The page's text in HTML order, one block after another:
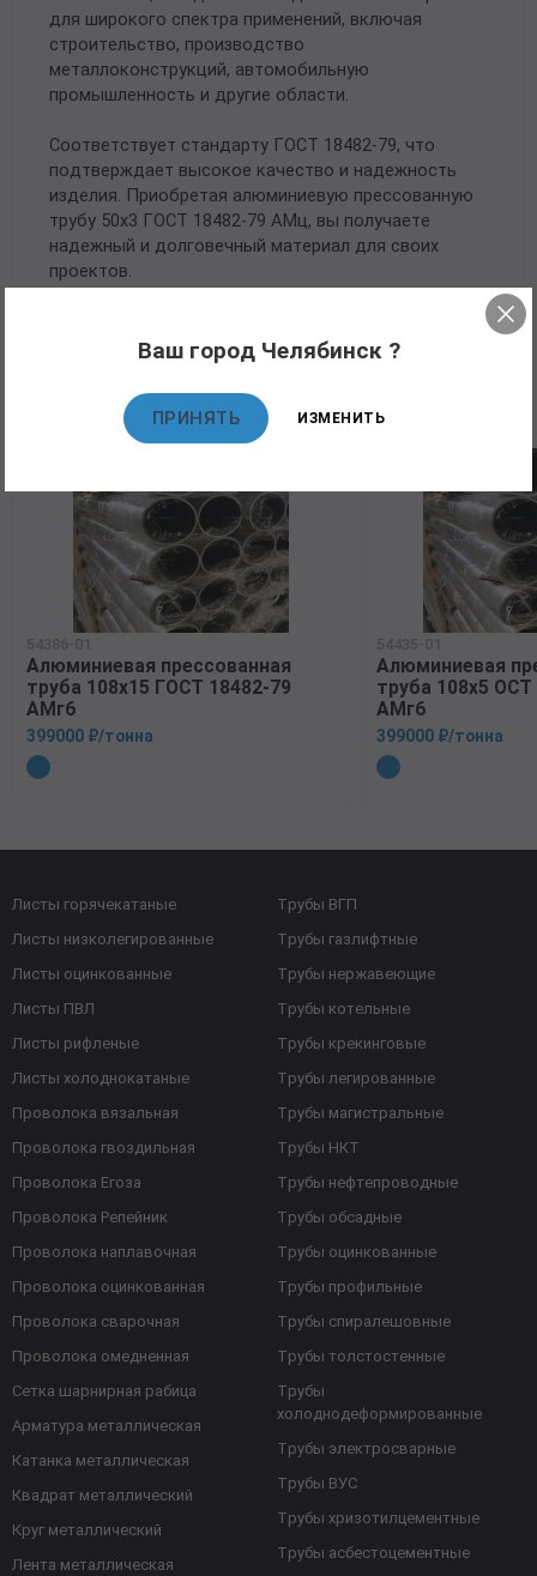
для широкого спектра применений, включая
строительство, производство
металлоконструкций, автомобильную
промышленность и другие области.
Соответствует стандарту ГОСТ 18482-79, что
подтверждает высокое качество и надежность
изделия. Приобретая алюминиевую прессованную
трубу 50х3 ГОСТ 18482-79 АМц, вы получаете
надежный и долговечный материал для своих
проектов.
Рекомендуемые товары
54386-01
Алюминиевая прессованная
труба 108х15 ГОСТ 18482-79
АМг6
399000 ₽/тонна
54435-01
Алюминиевая
труба 108х5 ОСТ
АМг6
399000 ₽/тонна
Листы горячекатаные
Листы низколегированные
Листы оцинкованные
Листы ПВЛ
Листы рифленые
Листы холоднокатаные
Проволока вязальная
Проволока гвоздильная
Проволока Егоза
Проволока Репейник
Проволока наплавочная
Проволока оцинкованная
Проволока сварочная
Проволока омедненная
Сетка шарнирная рабица
Арматура металлическая
Катанка металлическая
Квадрат металлический
Круг металлический
Лента металлическая
Трубы ВГП
Трубы газлифтные
Трубы нержавеющие
Трубы котельные
Трубы крекинговые
Трубы легированные
Трубы магистральные
Трубы НКТ
Трубы нефтепроводные
Трубы обсадные
Трубы оцинкованные
Трубы профильные
Трубы спиралешовные
Трубы толстостенные
Трубы
холоднодеформированные
Трубы электросварные
Трубы ВУС
Трубы хризотилцементные
Трубы асбестоцементные
Ваш город Челябинск ?
ПРИНЯТЬ ИЗМЕНИТЬ